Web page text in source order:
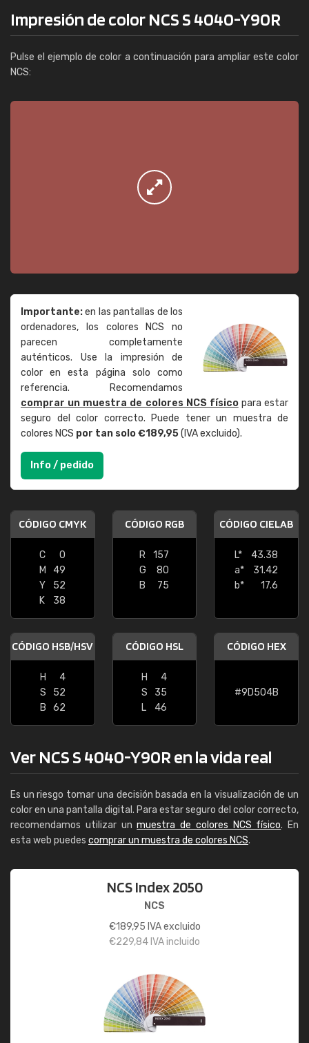
Impresión de color NCS S 4040-Y90R
Pulse el ejemplo de color a continuación para ampliar este color
NCS:
Importante:en las pantallas de los
ordenadores, los colores NCS no
parecen completamente
auténticos. Use la impresión de
color en esta página solo como
referencia. Recomendamos
comprar un muestra de colores NCS físicopara estar
seguro del color correcto. Puede tener un muestra de
colores NCS por tan solo €189,95(IVA excluido).
Info / pedido
CÓDIGO CMYK
C
0
M
49
Y
52
K
38
CÓDIGO RGB
R
157
G
80
B
75
CÓDIGO CIELAB
L*
43.38
a*
31.42
b*
17.6
CÓDIGO HSB/HSV
H
4
S
52
B
62
CÓDIGO HSL
H
4
S
35
L
46
CÓDIGO HEX
#9D504B
Ver NCS S 4040-Y90R en la vida real
Es un riesgo tomar una decisión basada en la visualización de un
color en una pantalla digital. Para estar seguro del color correcto,
recomendamos utilizar unmuestra de colores NCS físico. En
esta web puedes comprar un muestra de colores NCS.
NCS Index 2050
NCS
€189,95 IVA excluido
€229,84 IVA incluido